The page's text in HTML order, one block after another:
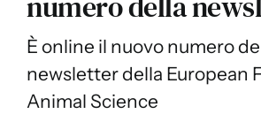
Domus Casei
È online il nuovo numero
newsletter della European
Animal Science